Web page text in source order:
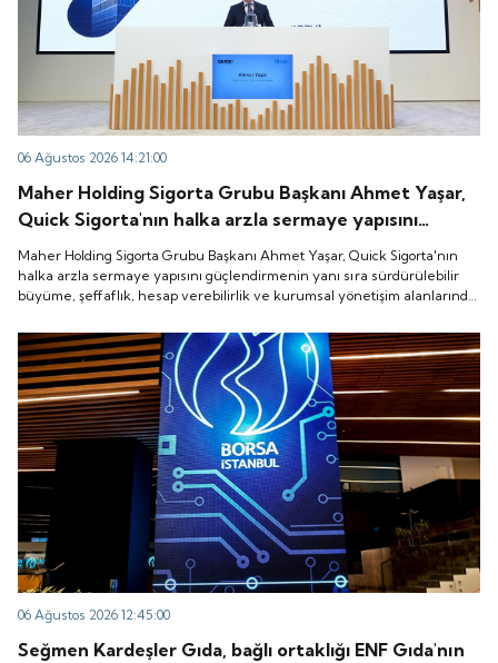
06 Ağustos 2026 14:21:00
Maher Holding Sigorta Grubu Başkanı Ahmet Yaşar,
Quick Sigorta'nın halka arzla sermaye yapısını
güçlendirmenin yanı sıra sürdürülebilir büyüme,
şeffaflık, hesap verebilirlik ve kurumsal yönetişim
alanlarında yeni bir döneme girdiğini belirtti.
Maher Holding Sigorta Grubu Başkanı Ahmet Yaşar, Quick Sigorta'nın
halka arzla sermaye yapısını güçlendirmenin yanı sıra sürdürülebilir
büyüme, şeffaflık, hesap verebilirlik ve kurumsal yönetişim alanlarında
06 Ağustos 2026 12:45:00
Seğmen Kardeşler Gıda, bağlı ortaklığı ENF Gıda'nın